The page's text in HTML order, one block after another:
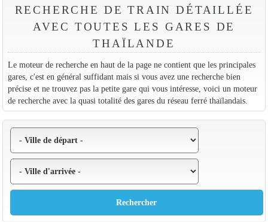
RECHERCHE DE TRAIN DÉTAILLÉE
AVEC TOUTES LES GARES DE
THAÏLANDE
Le moteur de recherche en haut de la page ne contient que les principales
gares, c'est en général suffidant mais si vous avez une recherche bien
précise et ne trouvez pas la petite gare qui vous intéresse, voici un moteur
de recherche avec la quasi totalité des gares du réseau ferré thaïlandais.